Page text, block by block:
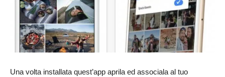
Una volta installata quest’app aprila ed associala al tuo